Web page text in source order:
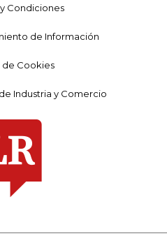
Condiciones
de Información
de Cookies
Industria y Comercio